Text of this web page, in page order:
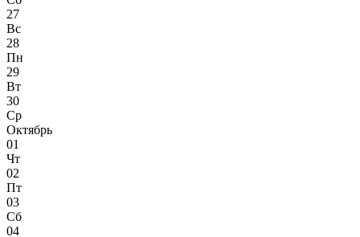
27
Вс
28
Пн
29
Вт
30
Ср
Октябрь
01
Чт
02
Пт
03
Сб
04